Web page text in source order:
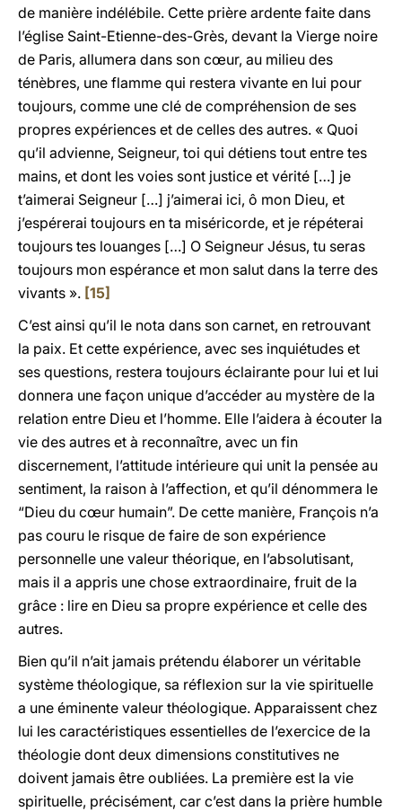
de manière indélébile. Cette prière ardente faite dans
l’église Saint-Etienne-des-Grès, devant la Vierge noire
de Paris, allumera dans son cœur, au milieu des
ténèbres, une flamme qui restera vivante en lui pour
toujours, comme une clé de compréhension de ses
propres expériences et de celles des autres. « Quoi
qu’il advienne, Seigneur, toi qui détiens tout entre tes
mains, et dont les voies sont justice et vérité […] je
t’aimerai Seigneur […] j’aimerai ici, ô mon Dieu, et
j’espérerai toujours en ta miséricorde, et je répéterai
toujours tes louanges […] O Seigneur Jésus, tu seras
toujours mon espérance et mon salut dans la terre des
vivants ». [15]
C’est ainsi qu’il le nota dans son carnet, en retrouvant
la paix. Et cette expérience, avec ses inquiétudes et
ses questions, restera toujours éclairante pour lui et lui
donnera une façon unique d’accéder au mystère de la
relation entre Dieu et l’homme. Elle l’aidera à écouter la
vie des autres et à reconnaître, avec un fin
discernement, l’attitude intérieure qui unit la pensée au
sentiment, la raison à l’affection, et qu’il dénommera le
“Dieu du cœur humain”. De cette manière, François n’a
pas couru le risque de faire de son expérience
personnelle une valeur théorique, en l’absolutisant,
mais il a appris une chose extraordinaire, fruit de la
grâce : lire en Dieu sa propre expérience et celle des
autres.
Bien qu’il n’ait jamais prétendu élaborer un véritable
système théologique, sa réflexion sur la vie spirituelle
a une éminente valeur théologique. Apparaissent chez
lui les caractéristiques essentielles de l’exercice de la
théologie dont deux dimensions constitutives ne
doivent jamais être oubliées. La première est la vie
spirituelle, précisément, car c’est dans la prière humble